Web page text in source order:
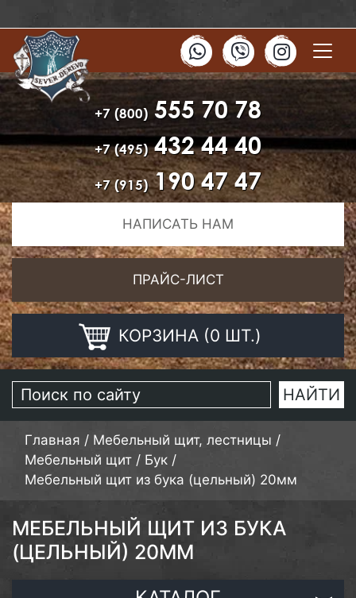
+7 (800) 555 70 78
+7 (495)432 44 40
+7 (915)190 47 47
НАПИСАТЬ НАМ
ПРАЙС-ЛИСТ
КОРЗИНА (0 ШТ.)
Главная / Мебельный щит, лестницы /
Мебельный щит / Бук /
Мебельный щит из бука (цельный) 20мм
МЕБЕЛЬНЫЙ ЩИТ ИЗ БУКА
(ЦЕЛЬНЫЙ) 20ММ